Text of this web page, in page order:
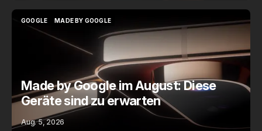
GOOGLE
GOOGLE
MADE BY GOOGLE
Made by Google im August: Diese
Geräte sind zu erwarten
Aug. 5, 2026